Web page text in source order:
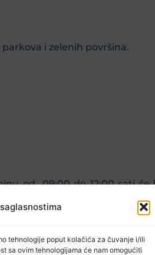
tehnologije poput kolačića za čuvanje i/ili
sa ovim tehnologijama će nam omogućiti
i zelenih površina.
od 09:00 do 12:00 sati će
putu
pumpe